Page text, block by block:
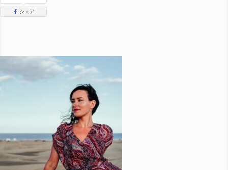
シェア